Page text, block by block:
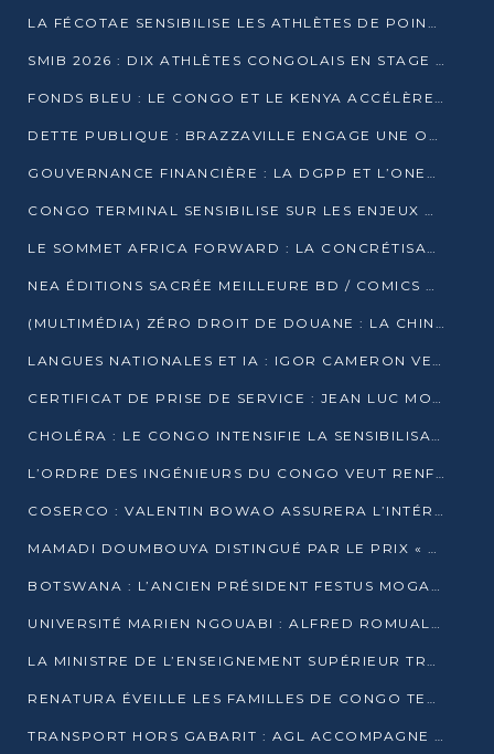
LA FÉCOTAE SENSIBILISE LES ATHLÈTES DE POINTE-NOIRE À L’HYGIÈNE ALIMENTA
SMIB 2026 : DIX ATHLÈTES CONGOLAIS EN STAGE AU KENYA
FONDS BLEU : LE CONGO ET LE KENYA ACCÉLÈRENT LA MOBILISATION DES FINANCEMENTS
DETTE PUBLIQUE : BRAZZAVILLE ENGAGE UNE OPÉRATION DE RACHAT DE 575 MILLIONS DE DOLLARS
GOUVERNANCE FINANCIÈRE : LA DGPP ET L’ONEC-C VERS UN PARTENARIAT POUR ASSAINIR LES ENTREPRISES PUBLIQUES
CONGO TERMINAL SENSIBILISE SUR LES ENJEUX DE LA SANTÉ MENTALE EN
LE SOMMET AFRICA FORWARD : LA CONCRÉTISATION DE PARTENARIATS ÉQUILIBRÉS ET TOURNÉS VERS L’AVENIR ENTRE LE CONTINENT AFRICAIN ET LA FRANCE
NEA ÉDITIONS SACRÉE MEILLEURE BD / COMICS D’AFRIQUE AU KENYA
(MULTIMÉDIA) ZÉRO DROIT DE DOUANE : LA CHINE ET L’AFRIQUE VERS UNE PROXIMITÉ SANS PRÉCÉDENT (PAPIER GÉNÉRAL)
LANGUES NATIONALES ET IA : IGOR CAMERON VEUT ARRIMER LA STRATÉGIE IA À LA LOI SUR LA RECHERCHE
CERTIFICAT DE PRISE DE SERVICE : JEAN LUC MOUTHOU DÉMENT UNE « FAKE NEWS »
CHOLÉRA : LE CONGO INTENSIFIE LA SENSIBILISATION AU MARCHÉ DE TALANGAÏ
L’ORDRE DES INGÉNIEURS DU CONGO VEUT RENFORCER L’ÉTHIQUE ET LA CRÉDIBILITÉ DE LA PROFESSION
COSERCO : VALENTIN BOWAO ASSURERA L’INTÉRIM À LA TÊTE DU BUREAU EXÉCUTIF NATIONAL
MAMADI DOUMBOUYA DISTINGUÉ PAR LE PRIX « SUPER GRAND BÂTISSEUR BABACAR N’DIAYE »
BOTSWANA : L’ANCIEN PRÉSIDENT FESTUS MOGAE EST MORT À 86 ANS
UNIVERSITÉ MARIEN NGOUABI : ALFRED ROMUALD NGUYA POATY SOUTIENT UNE THÈSE SUR LE PARADOXE DE LA CROISSANCE EN ZONE CEMAC
LA MINISTRE DE L’ENSEIGNEMENT SUPÉRIEUR TRACE SA FEUILLE DE ROUTE
RENATURA ÉVEILLE LES FAMILLES DE CONGO TERMINAL À LA PROTECTION DE L’ENVIRONNEMENT
TRANSPORT HORS GABARIT : AGL ACCOMPAGNE LE DÉVELOPPEMENT DU SECTEUR BRASSICOLE AU CONGO